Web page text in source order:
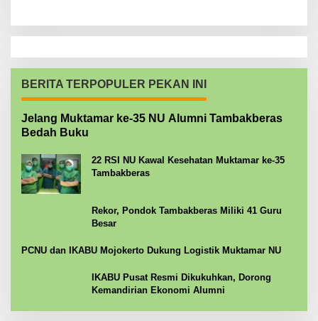
BERITA TERPOPULER PEKAN INI
Jelang Muktamar ke-35 NU Alumni Tambakberas
Bedah Buku
22 RSI NU Kawal Kesehatan Muktamar ke-35
Tambakberas
Rekor, Pondok Tambakberas Miliki 41 Guru
Besar
PCNU dan IKABU Mojokerto Dukung Logistik Muktamar NU
IKABU Pusat Resmi Dikukuhkan, Dorong
Kemandirian Ekonomi Alumni